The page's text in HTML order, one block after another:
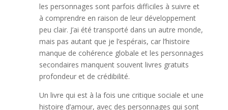
les personnages sont parfois difficiles à suivre et
à comprendre en raison de leur développement
peu clair. J’ai été transporté dans un autre monde,
mais pas autant que je l’espérais, car l’histoire
manque de cohérence globale et les personnages
secondaires manquent souvent livres gratuits
profondeur et de crédibilité.
Un livre qui est à la fois une critique sociale et une
histoire d’amour, avec des personnages qui sont